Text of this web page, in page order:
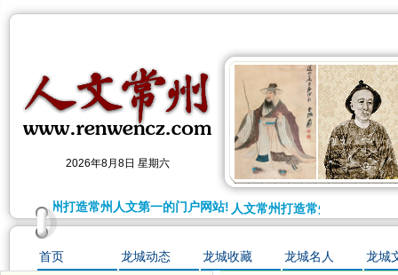
2026年8月8日 星期六
人文常州打造常州人文第一的门户网站!人文常州打造常州人文第一的
首页 龙城动态 龙城收藏 龙城名人 龙城